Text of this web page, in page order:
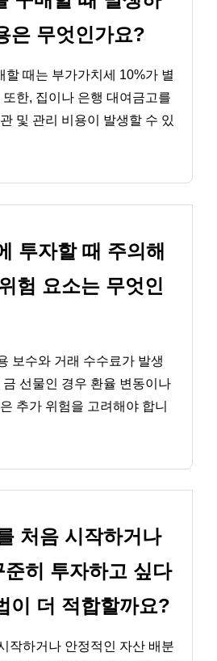
은 무엇인가요?
할 때는 부가가치세 10%가 별
한, 집이나 은행 대여금고를
및 관리 비용이 발생할 수 있
투자할 때 주의해
험 요소는 무엇인
보수와 거래 수수료가 발생
선물인 경우 환율 변동이나
추가 위험을 고려해야 합니
처음 시작하거나
준히 투자하고 싶다
이 더 적합할까요?
작하거나 안정적인 자산 배분